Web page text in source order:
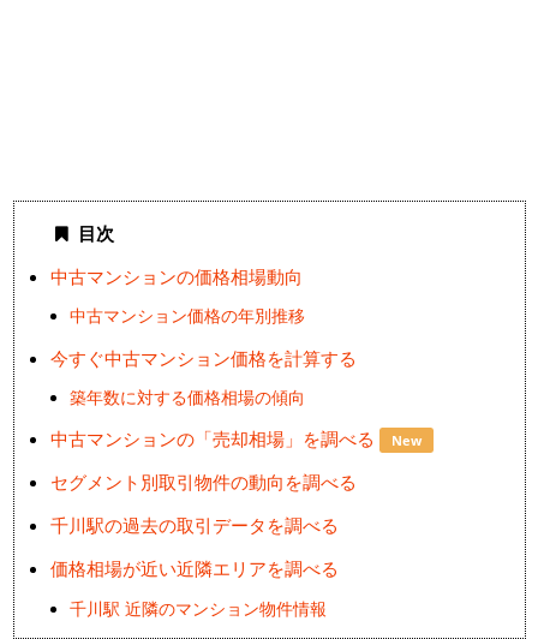
目次
中古マンションの価格相場動向
中古マンション価格の年別推移
今すぐ中古マンション価格を計算する
築年数に対する価格相場の傾向
中古マンションの「売却相場」を調べる New
セグメント別取引物件の動向を調べる
千川駅の過去の取引データを調べる
価格相場が近い近隣エリアを調べる
千川駅 近隣のマンション物件情報